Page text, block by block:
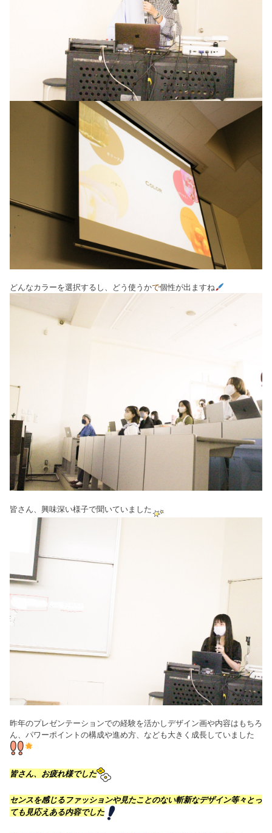
どんなカラーを選択するし、どう使うかで個性が出ますね
皆さん、興味深い様子で聞いていました
昨年のプレゼンテーションでの経験を活かしデザイン画や内容はもちろ
ん、パワーポイントの構成や進め方、なども大きく成長していました
皆さん、お疲れ様でした
センスを感じるファッションや見たことのない斬新なデザイン等々とっ
ても見応えある内容でした